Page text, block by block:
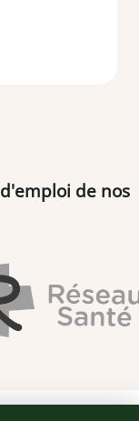
de nos